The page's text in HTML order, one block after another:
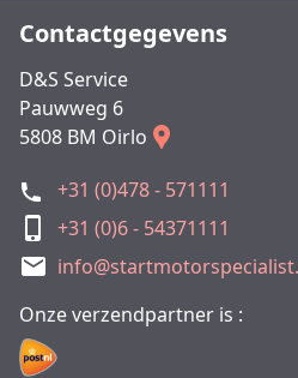
Contactgegevens
D&S Service
Pauwweg 6
5808 BM Oirlo
+31 (0)478 - 571111
+31 (0)6 - 54371111
Onze verzendpartner is :